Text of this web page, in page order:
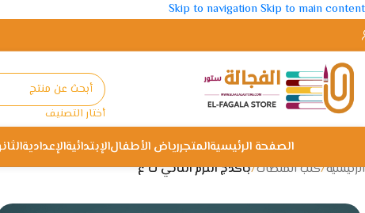
Skip to navigationSkip to main content
أختار التصنيف
الصفحة الرئيسيةالمتجررياض الأطفالالإبتدائيةالإعدادية
الرئيسية/كتب المنصات/باكدج الترم الثاني ث ع